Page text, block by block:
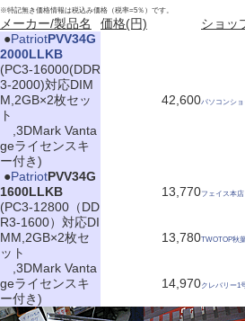
※特記無き価格情報は税込み価格（税率=5％）です。
メーカー/製品名 価格(円) ショッ
●PatriotPVV34G
2000LLKB
(PC3-16000(DDR
3-2000)対応DIM
M,2GB×2枚セッ
ト
,3DMark Vanta
geライセンスキ
ー付き)
42,600パソコンシ
●PatriotPVV34G
1600LLKB
(PC3-12800（DD
R3-1600）対応DI
MM,2GB×2枚セ
ット
,3DMark Vanta
geライセンスキ
ー付き)
13,770フェイス本店
13,780TWOTOP秋
14,970クレバリー1